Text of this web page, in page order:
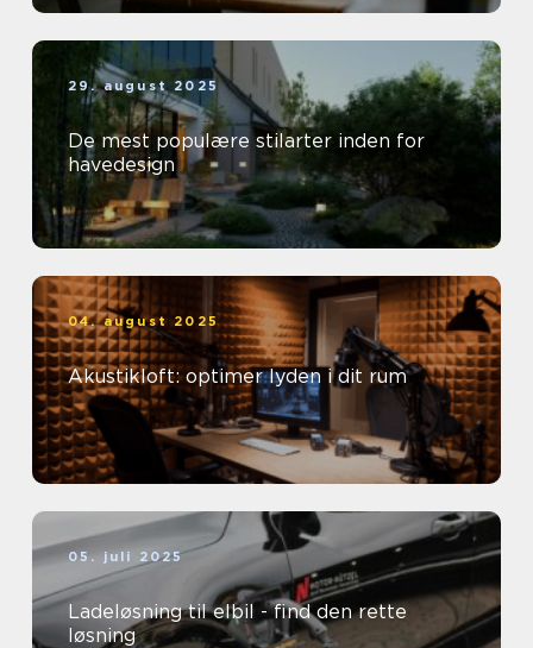
29. august 2025
De mest populære stilarter inden for
havedesign
04. august 2025
Akustikloft: optimer lyden i dit rum
05. juli 2025
Ladeløsning til elbil - find den rette
løsning